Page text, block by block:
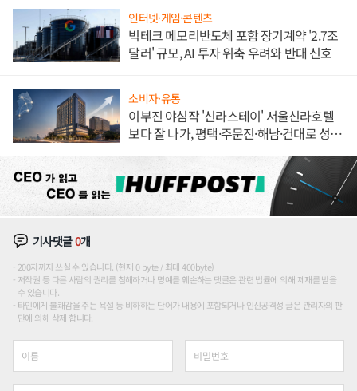
인터넷·게임·콘텐츠
빅테크 메모리반도체 포함 장기계약 '2.7조
달러' 규모, AI 투자 위축 우려와 반대 신호
소비자·유통
이부진 야심작 '신라스테이' 서울신라호텔
보다 잘 나가, 평택·주문진·해남·건대로 성
기사댓글0개
200자까지 쓰실 수 있습니다. (현재 0 byte / 최대 400byte)
저작권 등 다른 사람의 권리를 침해하거나 명예를 훼손하는 댓글은 관련 법률에 의해 제재를 받을
수 있습니다.
타인에게 불쾌감을 주는 욕설 등 비하하는 단어가 내용에 포함되거나 인신공격성 글은 관리자의 판
단에 의해 삭제 합니다.